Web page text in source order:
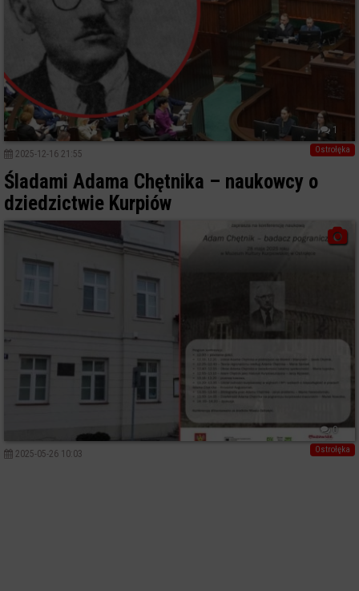
1
Ostrołęka
2025-12-16 21:55
Śladami Adama Chętnika – naukowcy o
dziedzictwie Kurpiów
0
Ostrołęka
2025-05-26 10:03